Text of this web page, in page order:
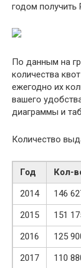
годом получить
По данным на
количества
ежегодно их
вашего
диаграммы и
Количество
Год
Кол-
2014
146
2015
151
2016
125
2017
110